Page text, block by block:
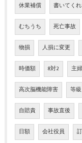
休業補償 書いてく
むちうち 死亡事故
物損 人損に変更
時価額 8対2 主
高次脳機能障害 等級
自賠責 事故直後
日額 会社役員